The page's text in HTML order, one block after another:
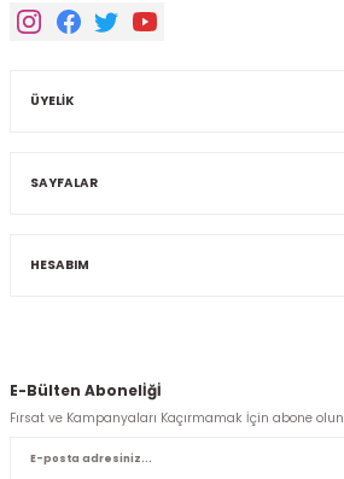
ÜYELİK
SAYFALAR
HESABIM
E-Bülten Abonelİğİ
Fırsat ve Kampanyaları Kaçırmamak İçin abone olun